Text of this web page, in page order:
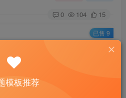
0 104 15
查看
9.9
已售 9
模板推荐